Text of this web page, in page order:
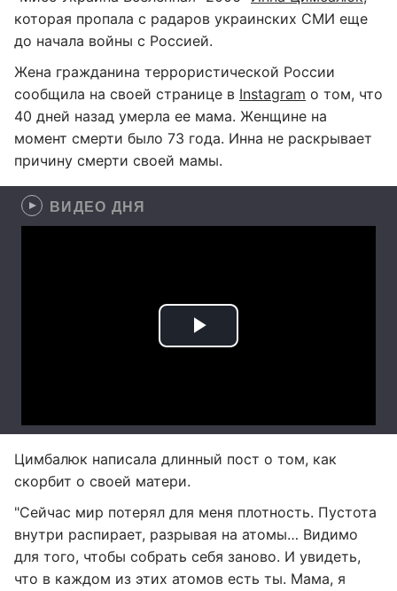
которая пропала с радаров украинских СМИ еще
до начала войны с Россией.
Жена гражданина террористической России
сообщила на своей странице в Instagram о том, что
40 дней назад умерла ее мама. Женщине на
момент смерти было 73 года. Инна не раскрывает
причину смерти своей мамы.
ВИДЕО ДНЯ
Цимбалюк написала длинный пост о том, как
скорбит о своей матери.
"Сейчас мир потерял для меня плотность. Пустота
внутри распирает, разрывая на атомы… Видимо
для того, чтобы собрать себя заново. И увидеть,
что в каждом из этих атомов есть ты. Мама, я